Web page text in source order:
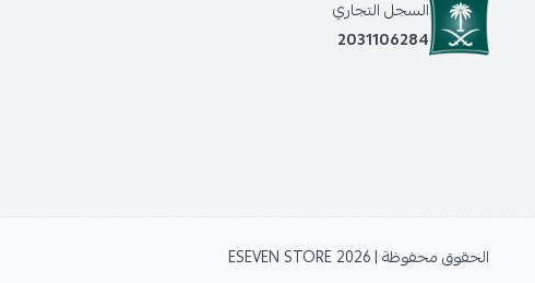
السجل التجاري
2031106284
الحقوق محفوظة | 2026 ESEVEN STORE